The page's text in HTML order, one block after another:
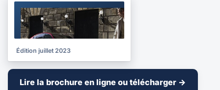
BROCHURE
2023
Édition juillet 2023
Lire la brochure en ligne ou télécharger →